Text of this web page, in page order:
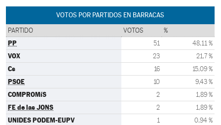
VOTOS POR PARTIDOS EN BARRACAS
PARTIDO VOTOS %
PP 51 48,11 %
VOX 23 21,7 %
Cs 16 15,09 %
PSOE 10 9,43 %
COMPROMíS 2 1,89 %
FE de las JONS 2 1,89 %
UNIDES PODEM-EUPV 1 0,94 %